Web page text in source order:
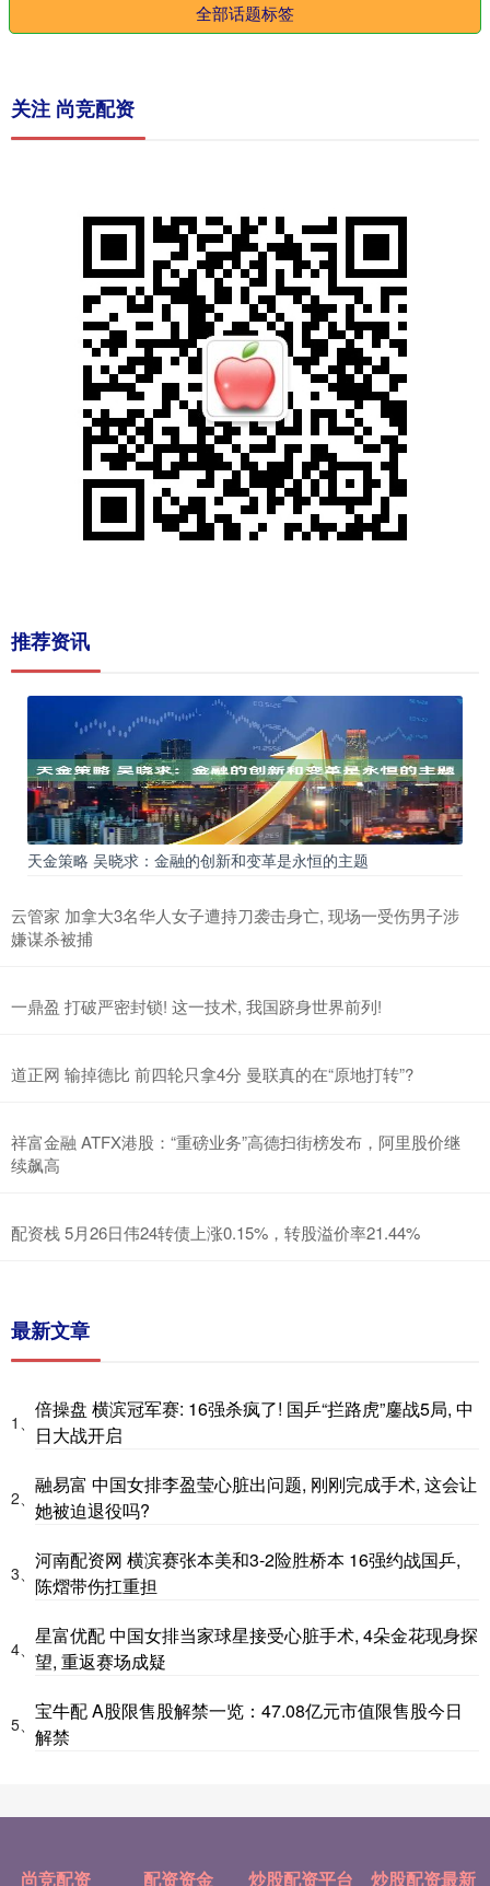
全部话题标签
关注 尚竞配资
推荐资讯
天金策略 吴晓求：金融的创新和变革是永恒的主题
云管家 加拿大3名华人女子遭持刀袭击身亡, 现场一受伤男子涉
嫌谋杀被捕
一鼎盈 打破严密封锁! 这一技术, 我国跻身世界前列!
道正网 输掉德比 前四轮只拿4分 曼联真的在“原地打转”?
祥富金融 ATFX港股：“重磅业务”高德扫街榜发布，阿里股价继
续飙高
配资栈 5月26日伟24转债上涨0.15%，转股溢价率21.44%
最新文章
1、
倍操盘 横滨冠军赛: 16强杀疯了! 国乒“拦路虎”鏖战5局, 中
日大战开启
2、
融易富 中国女排李盈莹心脏出问题, 刚刚完成手术, 这会让
她被迫退役吗?
3、
河南配资网 横滨赛张本美和3-2险胜桥本 16强约战国乒,
陈熠带伤扛重担
4、
星富优配 中国女排当家球星接受心脏手术, 4朵金花现身探
望, 重返赛场成疑
5、
宝牛配 A股限售股解禁一览：47.08亿元市值限售股今日
解禁
尚竞配资 配资资金 炒股配资平台 炒股配资最新